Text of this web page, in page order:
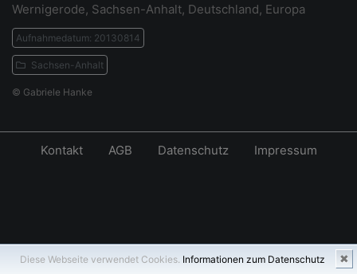
Diese Webseite verwendet Cookies. Informationen zum Datenschutz ✖
Wernigerode, Sachsen-Anhalt, Deutschland, Europa
Aufnahmedatum: 20130814
Sachsen-Anhalt
© Gabriele Hanke
Kontakt AGB Datenschutz Impressum